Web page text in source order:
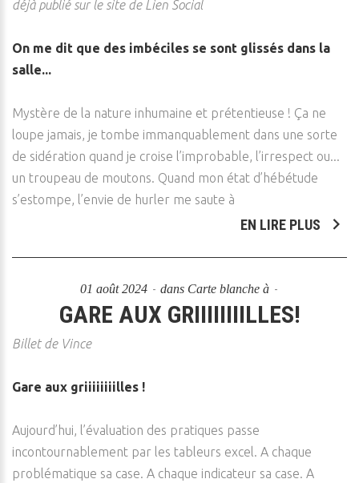
déjà publié sur le site de Lien Social
On me dit que des imbéciles se sont glissés dans la
salle...
Mystère de la nature inhumaine et prétentieuse ! Ça ne
loupe jamais, je tombe immanquablement dans une sorte
de sidération quand je croise l’improbable, l’irrespect ou...
un troupeau de moutons. Quand mon état d’hébétude
s’estompe, l’envie de hurler me saute à
EN LIRE PLUS
01 août 2024 dans Carte blanche à
GARE AUX GRIIIIIIIILLES!
Billet de Vince
Gare aux griiiiiiiilles !
Aujourd’hui, l’évaluation des pratiques passe
incontournablement par les tableurs excel. A chaque
problématique sa case. A chaque indicateur sa case. A